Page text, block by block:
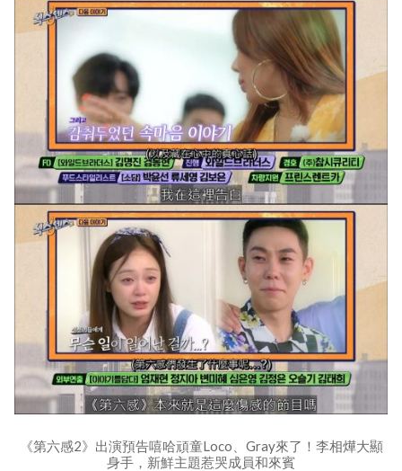
《第六感2》出演預告嘻哈頑童Loco、Gray來了！李相燁大顯
身手，新鮮主題惹哭成員和來賓